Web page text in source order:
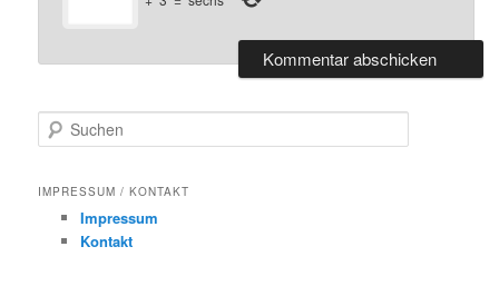
u
h
IMPRESSUM / KONTAKT
Impressum
Kontakt